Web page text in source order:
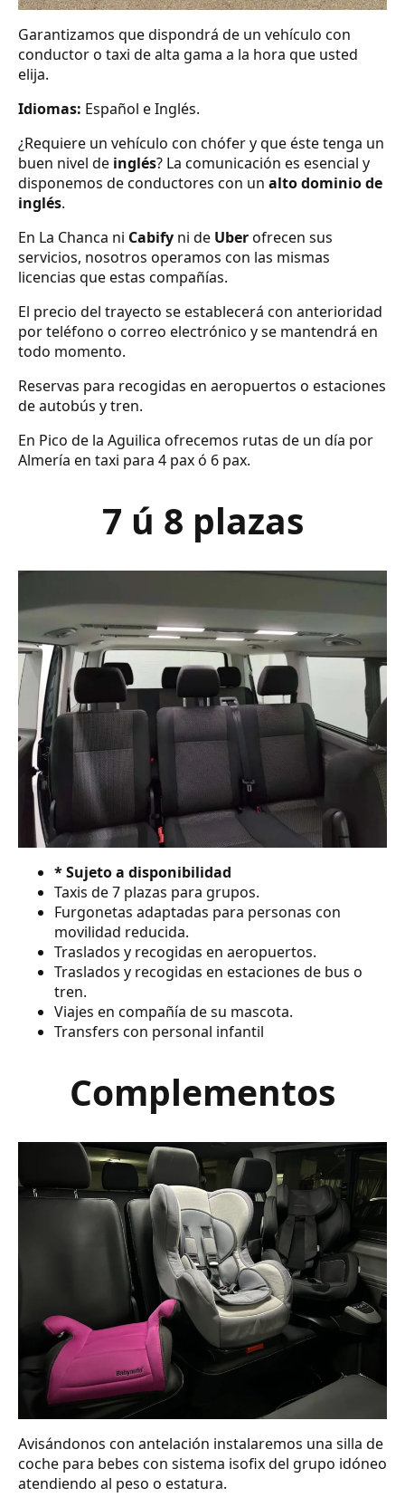
Garantizamos que dispondrá de un vehículo con
conductor o taxi de alta gama a la hora que usted
elija.
Idiomas: Español e Inglés.
¿Requiere un vehículo con chófer y que éste tenga un
buen nivel de inglés? La comunicación es esencial y
disponemos de conductores con un alto dominio de
inglés.
En La Chanca ni Cabify ni de Uberofrecen sus
servicios, nosotros operamos con las mismas
licencias que estas compañías.
El precio del trayecto se establecerá con anterioridad
por teléfono o correo electrónico y se mantendrá en
todo momento.
Reservas para recogidas en aeropuertos o estaciones
de autobús y tren.
En Pico de la Aguilica ofrecemos rutas de un día por
Almería en taxi para 4 pax ó 6 pax.
7 ú 8 plazas
* Sujeto a disponibilidad
Taxis de 7 plazas para grupos.
Furgonetas adaptadas para personas con
movilidad reducida.
Traslados y recogidas en aeropuertos.
Traslados y recogidas en estaciones de bus o
tren.
Viajes en compañía de su mascota.
Transfers con personal infantil
Complementos
Avisándonos con antelación instalaremos una silla de
coche para bebes con sistema isofix del grupo idóneo
atendiendo al peso o estatura.